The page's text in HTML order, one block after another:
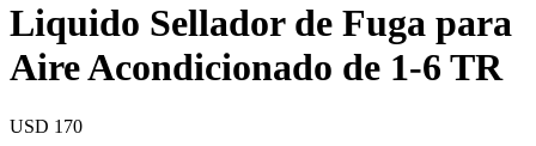
Liquido Sellador de Fuga para
Aire Acondicionado de 1-6 TR
USD 170